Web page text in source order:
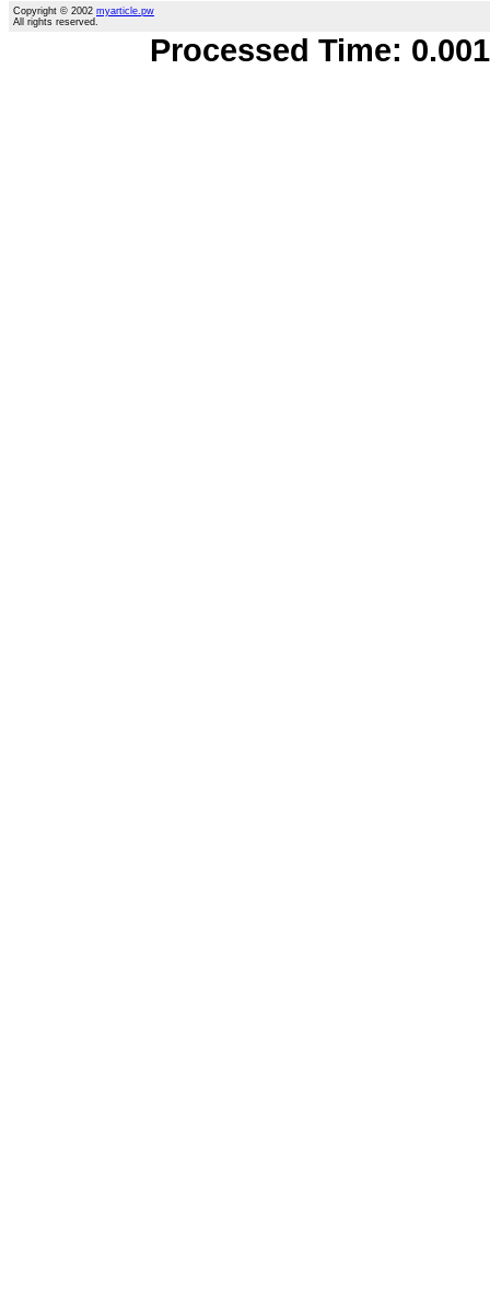
Copyright © 2002 myarticle.pw
All rights reserved.
Processed Time: